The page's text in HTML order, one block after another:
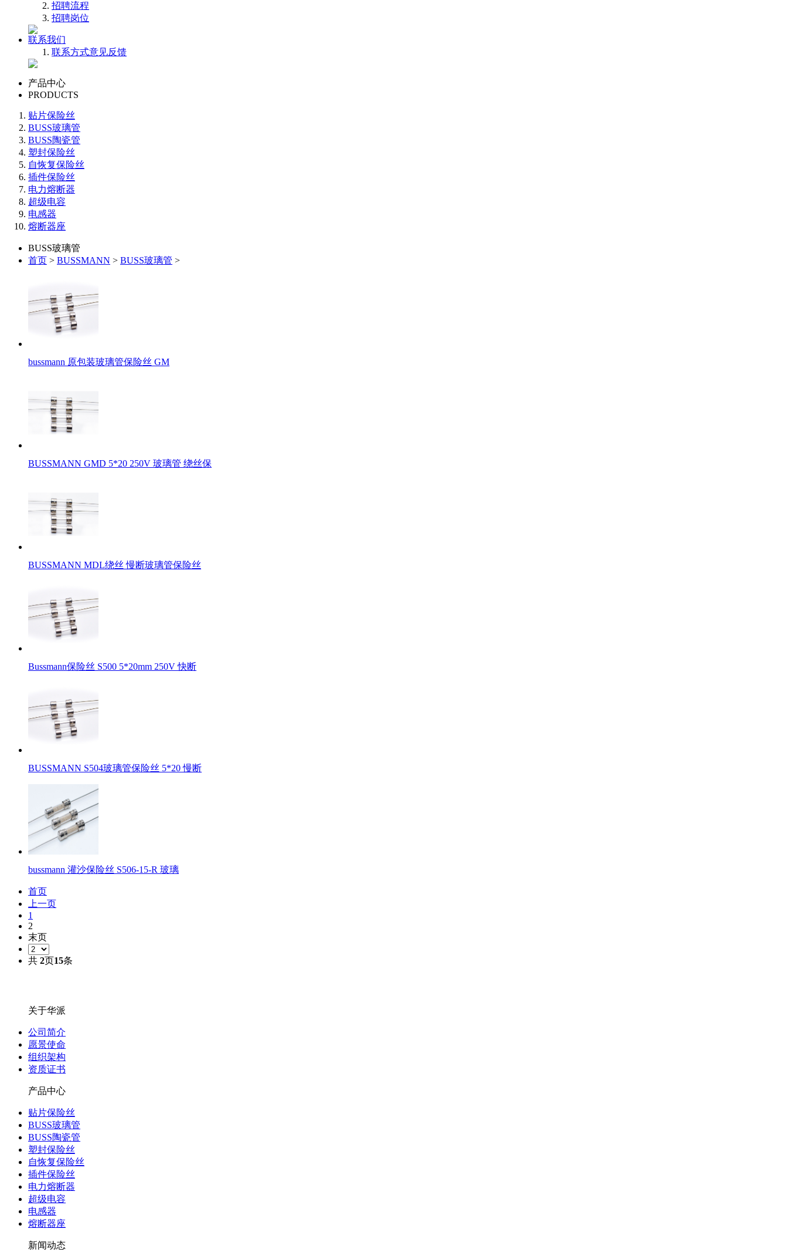
招聘流程
招聘岗位
联系我们
联系方式意见反馈
产品中心
PRODUCTS
贴片保险丝
BUSS玻璃管
BUSS陶瓷管
塑封保险丝
自恢复保险丝
插件保险丝
电力熔断器
超级电容
电感器
熔断器座
BUSS玻璃管
首页 > BUSSMANN > BUSS玻璃管 >
bussmann 原包装玻璃管保险丝 GM
BUSSMANN GMD 5*20 250V 玻璃管 绕丝保
BUSSMANN MDL绕丝 慢断玻璃管保险丝
Bussmann保险丝 S500 5*20mm 250V 快断
BUSSMANN S504玻璃管保险丝 5*20 慢断
bussmann 灌沙保险丝 S506-15-R 玻璃
首页
上一页
1
2
末页
共 2页15条
关于华派
公司简介
愿景使命
组织架构
资质证书
产品中心
贴片保险丝
BUSS玻璃管
BUSS陶瓷管
塑封保险丝
自恢复保险丝
插件保险丝
电力熔断器
超级电容
电感器
熔断器座
新闻动态